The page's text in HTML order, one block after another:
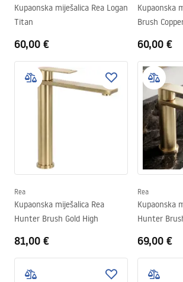
Kupaonska miješalica Rea Logan
Titan
60,00 €
Kupaonska
Brush
60,00 €
Rea
Kupaonska miješalica Rea
Hunter Brush Gold High
81,00 €
Rea
Kupaonska
Hunter
69,00 €